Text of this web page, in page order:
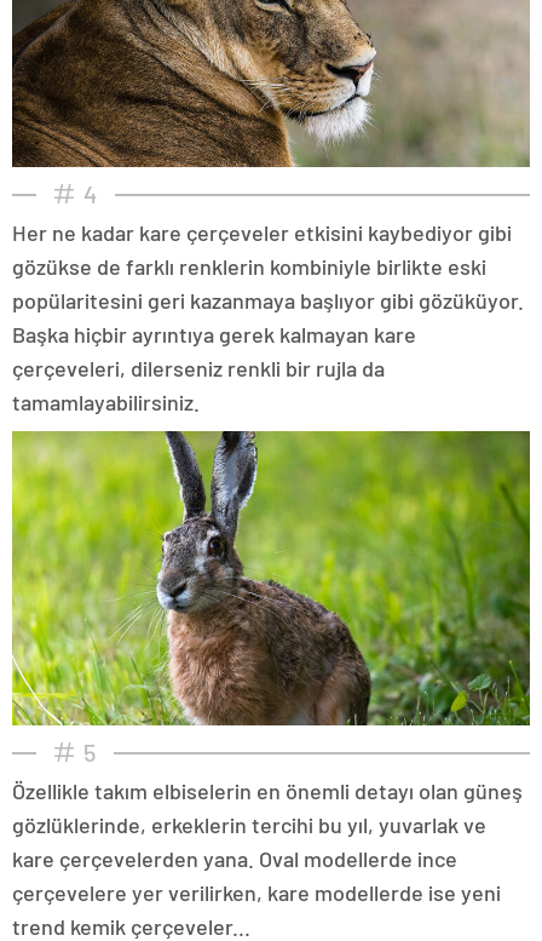
4
Her ne kadar kare çerçeveler etkisini kaybediyor gibi
gözükse de farklı renklerin kombiniyle birlikte eski
popülaritesini geri kazanmaya başlıyor gibi gözüküyor.
Başka hiçbir ayrıntıya gerek kalmayan kare
çerçeveleri, dilerseniz renkli bir rujla da
tamamlayabilirsiniz.
5
Özellikle takım elbiselerin en önemli detayı olan güneş
gözlüklerinde, erkeklerin tercihi bu yıl, yuvarlak ve
kare çerçevelerden yana. Oval modellerde ince
çerçevelere yer verilirken, kare modellerde ise yeni
trend kemik çerçeveler...